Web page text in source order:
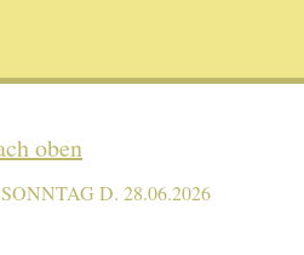
oben
D. 28.06.2026